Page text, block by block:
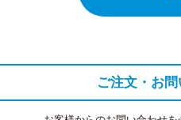
ご注文・お